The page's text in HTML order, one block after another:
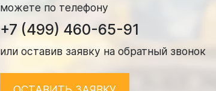
можете по телефону
+7 (499) 460-65-91
или оставив заявку на обратный звонок